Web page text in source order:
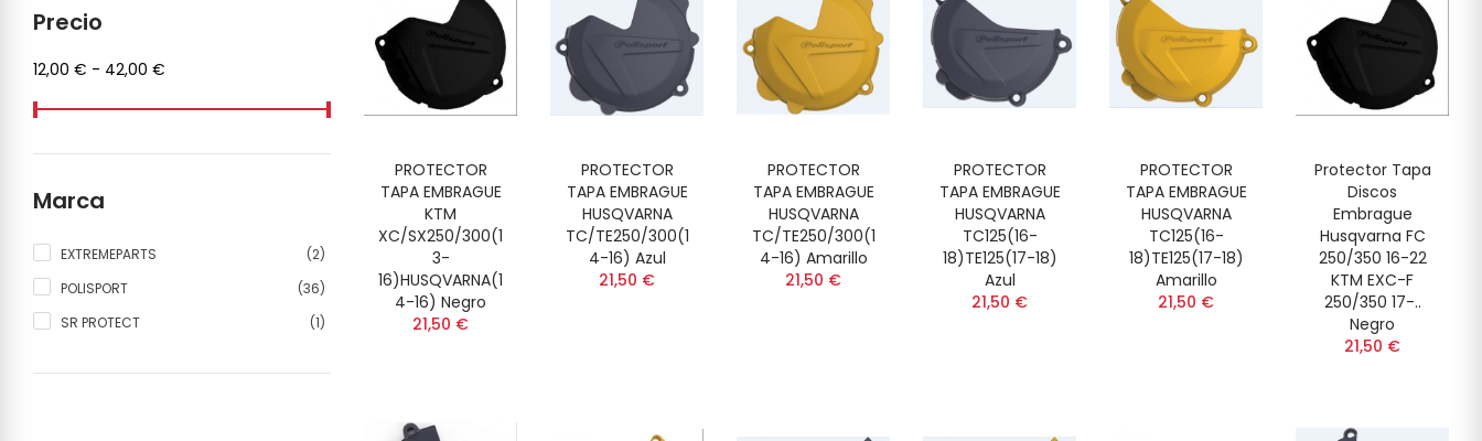
PROTECTOR
TAPA EMBRAGUE
KTM
XC/SX250/300(1
3-
16)HUSQVARNA(1
4-16) Negro
21,50 €
PROTECTOR
TAPA EMBRAGUE
HUSQVARNA
TC/TE250/300(1
4-16) Azul
21,50 €
PROTECTOR
TAPA EMBRAGUE
HUSQVARNA
TC/TE250/300(1
4-16) Amarillo
21,50 €
PROTECTOR
TAPA EMBRAGUE
HUSQVARNA
TC125(16-
18)TE125(17-18)
Azul
21,50 €
PROTECTOR
TAPA EMBRAGUE
HUSQVARNA
TC125(16-
18)TE125(17-18)
Amarillo
21,50 €
Protector Tapa
Discos
Embrague
Husqvarna FC
250/350 16-22
KTM EXC-F
250/350 17-..
Negro
21,50 €
Precio
12,00 € - 42,00 €
Marca
EXTREMEPARTS
(2)
POLISPORT
(36)
SR PROTECT
(1)